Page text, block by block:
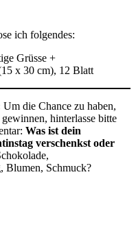
ich folgendes:
Grüsse +
x 30 cm), 12 Blatt
Um die Chance zu haben,
hinterlasse bitte
Was ist dein
verschenkst oder
Blumen, Schmuck?